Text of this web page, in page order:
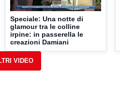
Speciale: Una notte di
glamour tra le colline
irpine: in passerella le
creazioni Damiani